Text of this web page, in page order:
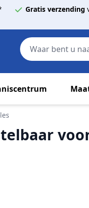
Gratis verzending